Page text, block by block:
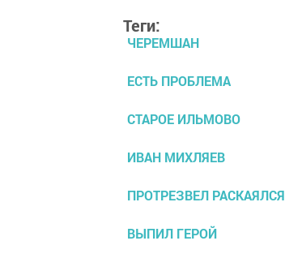
Теги:
ЧЕРЕМШАН
ЕСТЬ ПРОБЛЕМА
СТАРОЕ ИЛЬМОВО
ИВАН МИХЛЯЕВ
ПРОТРЕЗВЕЛ РАСКАЯЛСЯ
ВЫПИЛ ГЕРОЙ